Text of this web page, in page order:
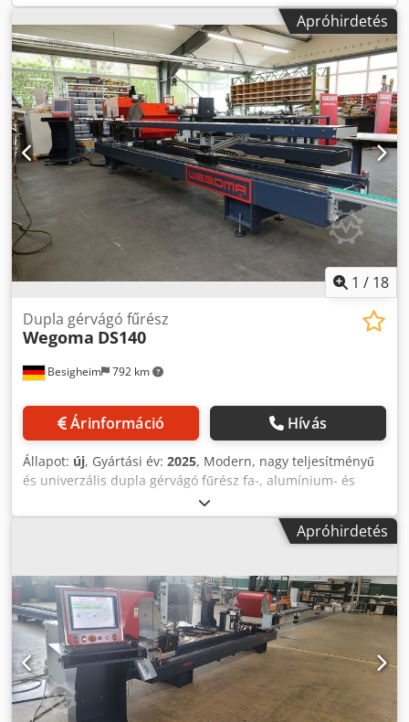
fordulat/perc Beépített teljesítmény: 6,2 kW Háromfázisú
tápfeszültség: 400 V Üzemi nyomás: 7 bar Tömeg: 1250 kg
Apróhirdetés
1 / 18
Besigheim 792 km
Dupla gérvágó fűrész
Wegoma DS140
Árinformáció Hívás
Állapot: új, Gyártási év: 2025, Modern, nagy teljesítményű
és univerzális dupla gérvágó fűrész fa-, alumínium- és
műanyagprofilokhoz. Raktári gép: közbenső eladás jogával •
Nagyméretű vágástartomány (165 mm vágásmélység az
asztalon) • Dupla vágás lehetséges • Fokozatmentesen
alaptartozékként • Hidropneumatikus fűrészelőtolás
fokozatmentesen állítható • Csavarodásmentes gépágy
Codsxta Tuepfx Al Njrf • Mindkét egység billentési
tartománya: 22,5° befelé, 90°, 135° kifelé • Köszörült
fűrészasztal / fűrészgép alaplap • Mágneses szenzoros
közvetlen helyzetmérő rendszer minden változatban •
JETTER hajtás és vezérlés • 15″ ipari érintőpanel (IP65)
Apróhirdetés